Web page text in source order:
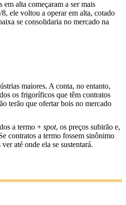
alta começaram a ser mais
ele voltou a operar em alta, cotado
se consolidaria no mercado na
maiores. A conta, no entanto,
os frigoríficos que têm contratos
terão que ofertar bois no mercado
a termo + spot, os preços subirão e,
contratos a termo fossem sinônimo
até onde ela se sustentará.